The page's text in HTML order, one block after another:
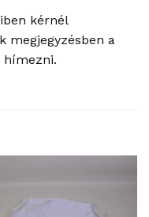
kérnél
megjegyzésben a
hímezni.